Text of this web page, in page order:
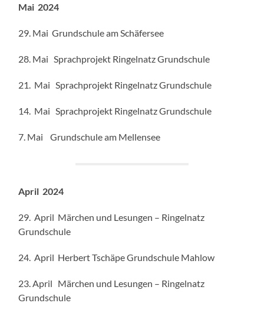
Mai 2024
29. Mai Grundschule am Schäfersee
28. Mai Sprachprojekt Ringelnatz Grundschule
21. Mai Sprachprojekt Ringelnatz Grundschule
14. Mai Sprachprojekt Ringelnatz Grundschule
7. Mai Grundschule am Mellensee
April 2024
29. April Märchen und Lesungen – Ringelnatz
Grundschule
24. April Herbert Tschäpe Grundschule Mahlow
23. April Märchen und Lesungen – Ringelnatz
Grundschule